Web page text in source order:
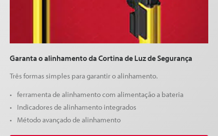
Garanta o alinhamento da Cortina de Luz de Segurança
Três formas simples para garantir o alinhamento.
ferramenta de alinhamento com alimentação a bateria
Indicadores de alinhamento integrados
Método avançado de alinhamento